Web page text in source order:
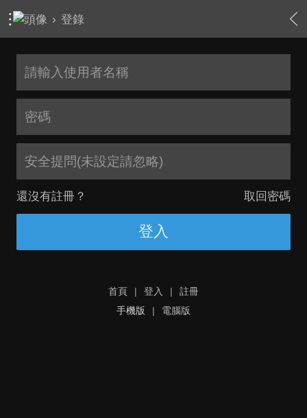
› 登錄
安全提問(未設定請忽略)
還沒有註冊？ 取回密碼
登入
首頁 | 登入 |
註冊
手機版
| 電腦版